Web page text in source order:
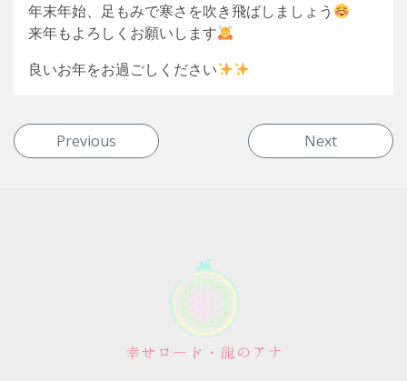
年末年始、足もみで寒さを吹き飛ばしましょう
来年もよろしくお願いします
良いお年をお過ごしください
投稿ナビゲーション
Previous Next